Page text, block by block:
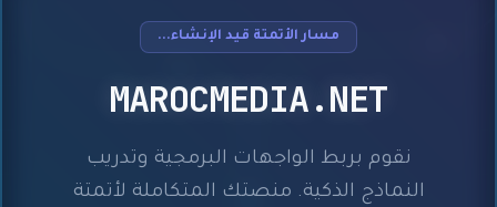
مسار الأتمتة قيد الإنشاء...
MAROCMEDIA.NET
نقوم بربط الواجهات البرمجية وتدريب
النماذج الذكية. منصتك المتكاملة لأتمتة